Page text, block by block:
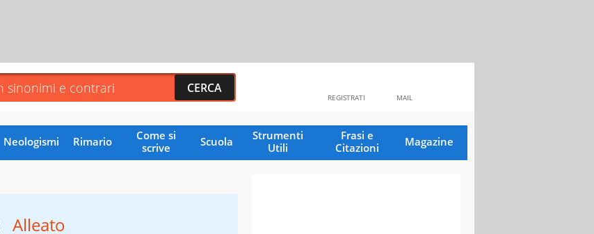
MAIL
REGISTRATI
Neologismi Rimario
Come si
scrive
Scuola
Strumenti
Utili
Frasi e
Citazioni
Magazine
Alleato